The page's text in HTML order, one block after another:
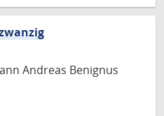
Andreas Benignus